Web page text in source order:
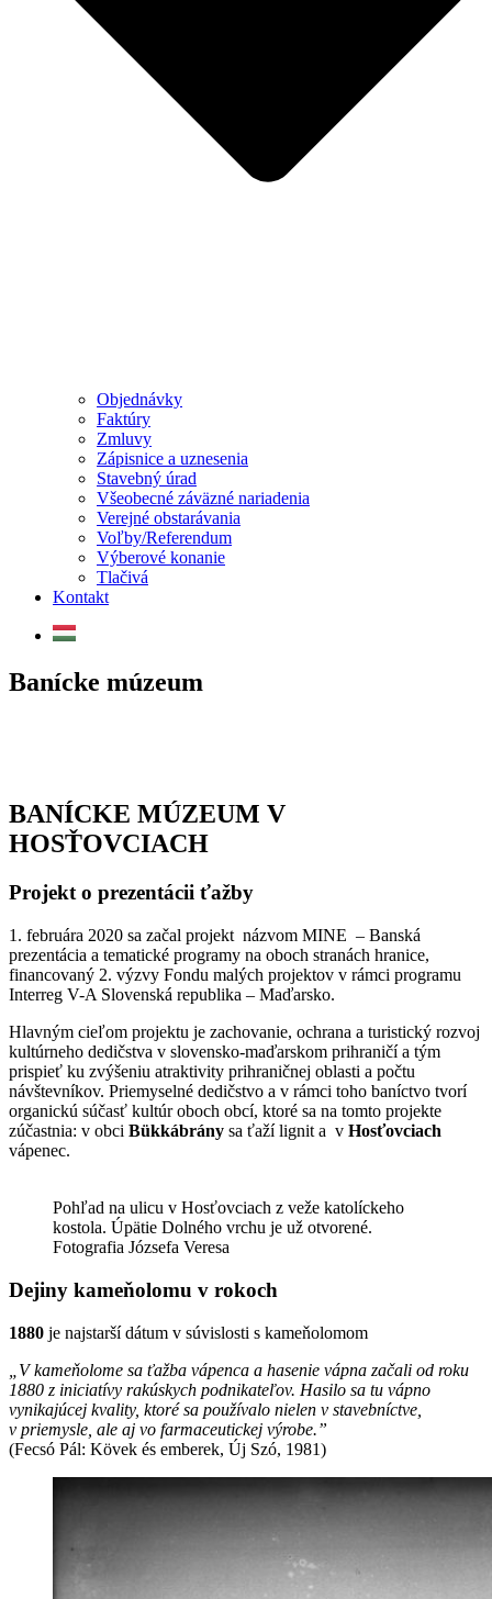
Objednávky
Faktúry
Zmluvy
Zápisnice a uznesenia
Stavebný úrad
Všeobecné záväzné nariadenia
Verejné obstarávania
Voľby/Referendum
Výberové konanie
Tlačivá
Kontakt
Banícke múzeum
BANÍCKE MÚZEUM V
HOSŤOVCIACH
Projekt o prezentácii ťažby
1. februára 2020 sa začal projekt názvom MINE – Banská
prezentácia a tematické programy na oboch stranách hranice,
financovaný 2. výzvy Fondu malých projektov v rámci programu
Interreg V-A Slovenská republika – Maďarsko.
Hlavným cieľom projektu je zachovanie, ochrana a turistický rozvoj
kultúrneho dedičstva v slovensko-maďarskom prihraničí a tým
prispieť ku zvýšeniu atraktivity prihraničnej oblasti a počtu
návštevníkov. Priemyselné dedičstvo a v rámci toho baníctvo tvorí
organickú súčasť kultúr oboch obcí, ktoré sa na tomto projekte
zúčastnia: v obci Bükkábrány sa ťaží lignit a v Hosťovciach
vápenec.
Pohľad na ulicu v Hosťovciach z veže katolíckeho
kostola. Úpätie Dolného vrchu je už otvorené.
Fotografia Józsefa Veresa
Dejiny kameňolomu v rokoch
1880 je najstarší dátum v súvislosti s kameňolomom
„V kameňolome sa ťažba vápenca a hasenie vápna začali od roku
1880 z iniciatívy rakúskych podnikateľov. Hasilo sa tu vápno
vynikajúcej kvality, ktoré sa používalo nielen v stavebníctve,
v priemysle, ale aj vo farmaceutickej výrobe.”
(Fecsó Pál: Kövek és emberek, Új Szó, 1981)